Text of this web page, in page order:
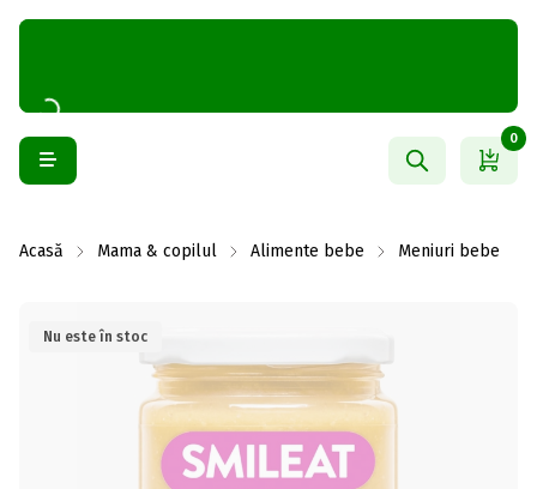
0
Acasă Mama & copilul Alimente bebe Meniuri bebe
Nu este în stoc